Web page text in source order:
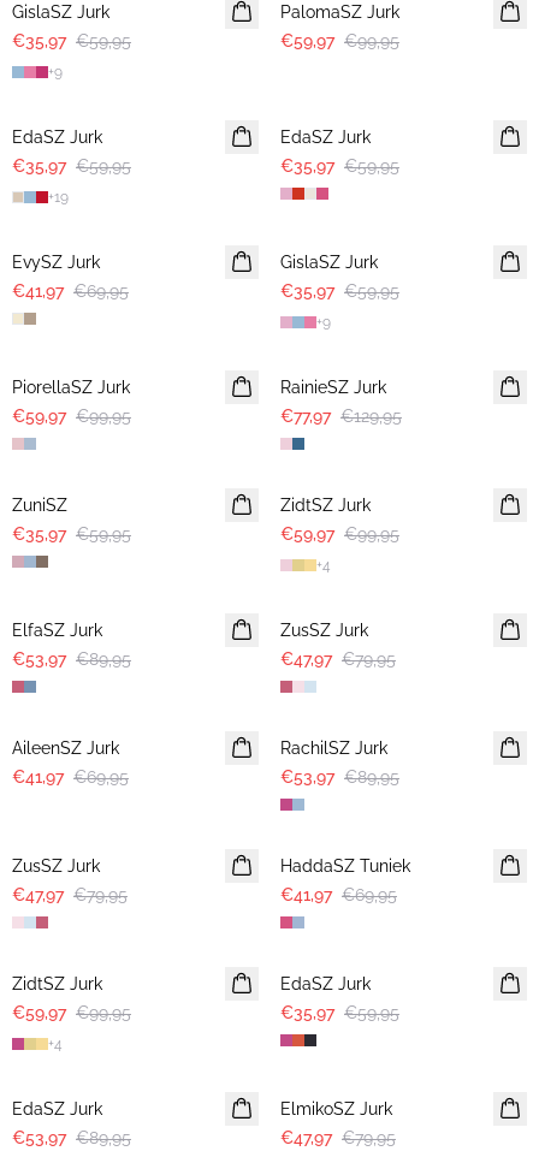
GislaSZ Jurk
€35,97 €59,95
+9
PalomaSZ Jurk
€59,97 €99,95
EdaSZ Jurk
€35,97 €59,95
+19
EdaSZ Jurk
€35,97 €59,95
EvySZ Jurk
€41,97 €69,95
GislaSZ Jurk
€35,97 €59,95
+9
PiorellaSZ Jurk
€59,97 €99,95
RainieSZ Jurk
€77,97 €129,95
-40%
ZuniSZ
€35,97 €59,95
-40%
ZidtSZ Jurk
€59,97 €99,95
+4
ElfaSZ Jurk
€53,97 €89,95
ZusSZ Jurk
€47,97 €79,95
-40%
AileenSZ Jurk
€41,97 €69,95
-40%
RachilSZ Jurk
€53,97 €89,95
ZusSZ Jurk
€47,97 €79,95
-40%
HaddaSZ Tuniek
€41,97 €69,95
-40%
ZidtSZ Jurk
€59,97 €99,95
+4
-40%
EdaSZ Jurk
€35,97 €59,95
EdaSZ Jurk
€53,97 €89,95
ElmikoSZ Jurk
€47,97 €79,95